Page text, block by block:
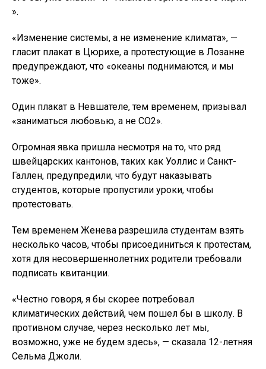
».
«Изменение системы, а не изменение климата», —
гласит плакат в Цюрихе, а протестующие в Лозанне
предупреждают, что «океаны поднимаются, и мы
тоже».
Один плакат в Невшателе, тем временем, призывал
«заниматься любовью, а не CO2».
Огромная явка пришла несмотря на то, что ряд
швейцарских кантонов, таких как Уоллис и Санкт-
Галлен, предупредили, что будут наказывать
студентов, которые пропустили уроки, чтобы
протестовать.
Тем временем Женева разрешила студентам взять
несколько часов, чтобы присоединиться к протестам,
хотя для несовершеннолетних родители требовали
подписать квитанции.
«Честно говоря, я бы скорее потребовал
климатических действий, чем пошел бы в школу. В
противном случае, через несколько лет мы,
возможно, уже не будем здесь», — сказала 12-летняя
Сельма Джоли.